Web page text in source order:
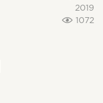
2019
1072